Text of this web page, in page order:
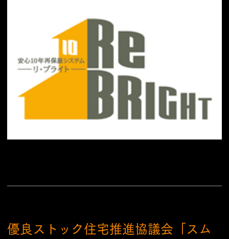
優良ストック住宅推進協議会「スム